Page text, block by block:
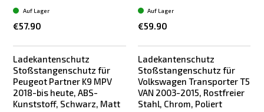
€57.90
Auf Lager
€59.90
Auf Lager
Ladekantenschutz
Stoßstangenschutz für
Peugeot Partner K9 MPV
2018-bis heute, ABS-
Kunststoff, Schwarz, Matt
Ladekantenschutz
Stoßstangenschutz für
Volkswagen Transporter T5
VAN 2003-2015, Rostfreier
Stahl, Chrom, Poliert